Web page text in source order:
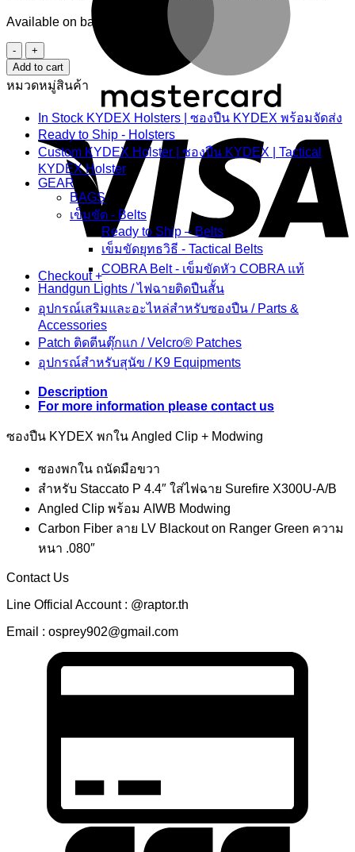
Checkout +
Available on backorder
Staccato
P
Surefire
X300U
Holster
quantity
Add to cart
หมวดหมู่สินค้า
In Stock KYDEX Holsters | ซองปืน KYDEX พร้อมจัดส่ง
Ready to Ship - Holsters
Custom KYDEX Holster | ซองปืน KYDEX | Tactical
KYDEX Holster
GEAR
BAGS
เข็มขัด - Belts
Ready to Ship – Belts
เข็มขัดยุทธวิธี - Tactical Belts
COBRA Belt - เข็มขัดหัว COBRA แท้
Handgun Lights / ไฟฉายติดปืนสั้น
อุปกรณ์เสริมและอะไหล่สำหรับซองปืน / Parts &
Accessories
Patch ติดตีนตุ๊กแก / Velcro® Patches
อุปกรณ์สำหรับสุนัข / K9 Equipments
Description
For more information please contact us
ซองปืน KYDEX พกใน Angled Clip + Modwing
ซองพกใน ถนัดมือขวา
สำหรับ Staccato P 4.4″ ใส่ไฟฉาย Surefire X300U-A/B
Angled Clip พร้อม AIWB Modwing
Carbon Fiber ลาย LV Blackout on Ranger Green ความ
หนา .080″
Contact Us
Line Official Account : @raptor.th
Email : osprey902@gmail.com